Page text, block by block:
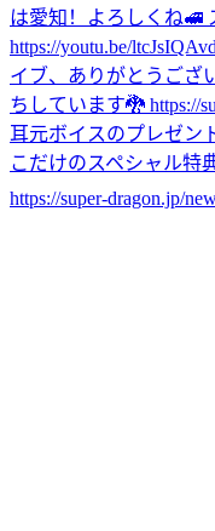
は愛知！よろしくね🚅
https://youtu.be/
イブ、ありがとうござ
ちしています🐉 https://
耳元ボイスのプレゼン
こだけのスペシャル特
https://super-dragon.jp/